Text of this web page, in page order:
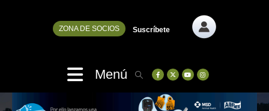
ZONA DE SOCIOS Suscríbete
Menú